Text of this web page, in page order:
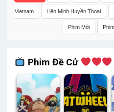
Vietnam Liên Minh Huyền Thoại
Phim Mới
Phim Đề Cử